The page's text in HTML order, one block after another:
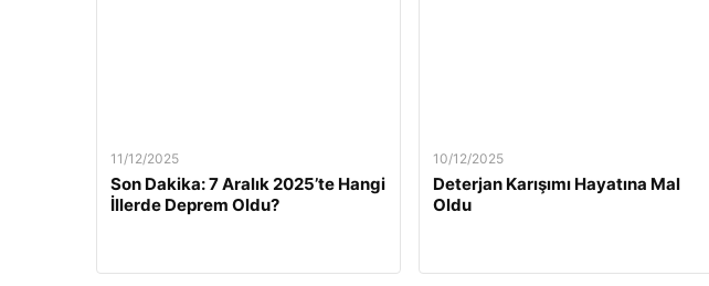
11/12/2025
Son Dakika: 7 Aralık 2025’te Hangi
İllerde Deprem Oldu?
10/12/2025
Deterjan Karışımı Hayatına Mal
Oldu